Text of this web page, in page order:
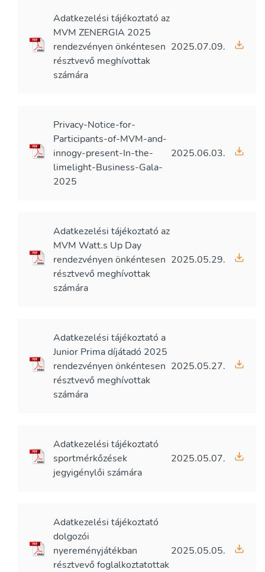
Adatkezelési tájékoztató az
MVM ZENERGIA 2025
rendezvényen önkéntesen
résztvevő meghívottak
számára
2025.07.09.
Privacy-Notice-for-
Participants-of-MVM-and-
innogy-present-In-the-
limelight-Business-Gala-
2025
2025.06.03.
Adatkezelési tájékoztató az
MVM Watt.s Up Day
rendezvényen önkéntesen
résztvevő meghívottak
számára
2025.05.29.
Adatkezelési tájékoztató a
Junior Prima díjátadó 2025
rendezvényen önkéntesen
résztvevő meghívottak
számára
2025.05.27.
Adatkezelési tájékoztató
sportmérkőzések
jegyigénylői számára
2025.05.07.
Adatkezelési tájékoztató
dolgozói
nyereményjátékban
résztvevő foglalkoztatottak
2025.05.05.